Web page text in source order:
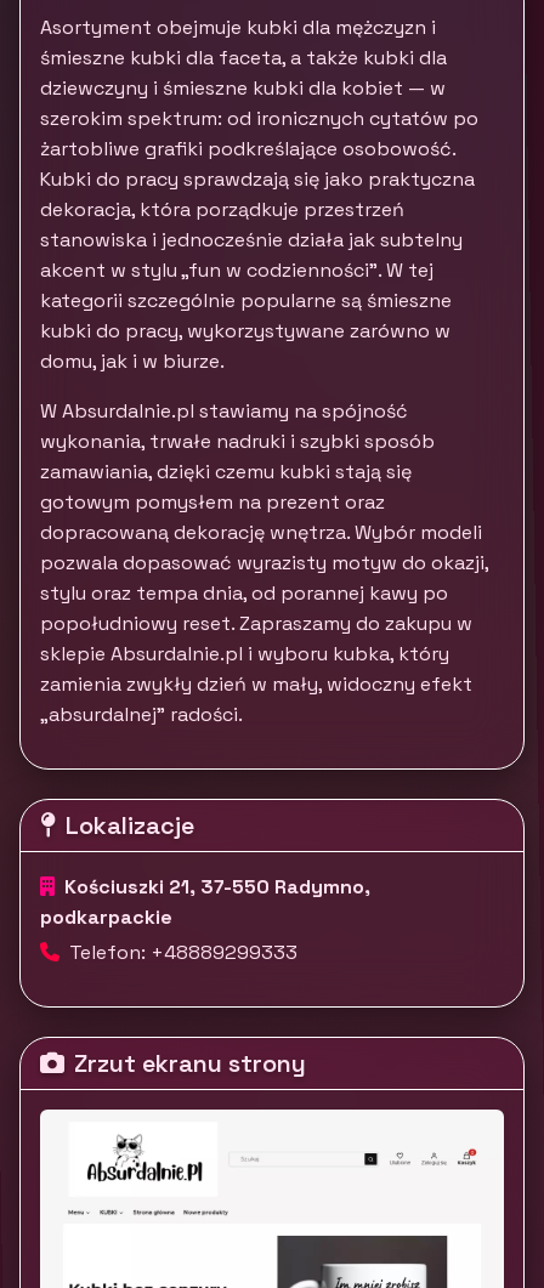
Asortyment obejmuje kubki dla mężczyzn i
śmieszne kubki dla faceta, a także kubki dla
dziewczyny i śmieszne kubki dla kobiet — w
szerokim spektrum: od ironicznych cytatów po
żartobliwe grafiki podkreślające osobowość.
Kubki do pracy sprawdzają się jako praktyczna
dekoracja, która porządkuje przestrzeń
stanowiska i jednocześnie działa jak subtelny
akcent w stylu „fun w codzienności”. W tej
kategorii szczególnie popularne są śmieszne
kubki do pracy, wykorzystywane zarówno w
domu, jak i w biurze.
W Absurdalnie.pl stawiamy na spójność
wykonania, trwałe nadruki i szybki sposób
zamawiania, dzięki czemu kubki stają się
gotowym pomysłem na prezent oraz
dopracowaną dekorację wnętrza. Wybór modeli
pozwala dopasować wyrazisty motyw do okazji,
stylu oraz tempa dnia, od porannej kawy po
popołudniowy reset. Zapraszamy do zakupu w
sklepie Absurdalnie.pl i wyboru kubka, który
zamienia zwykły dzień w mały, widoczny efekt
„absurdalnej” radości.
Lokalizacje
Kościuszki 21, 37-550 Radymno,
podkarpackie
Telefon: +48889299333
Zrzut ekranu strony